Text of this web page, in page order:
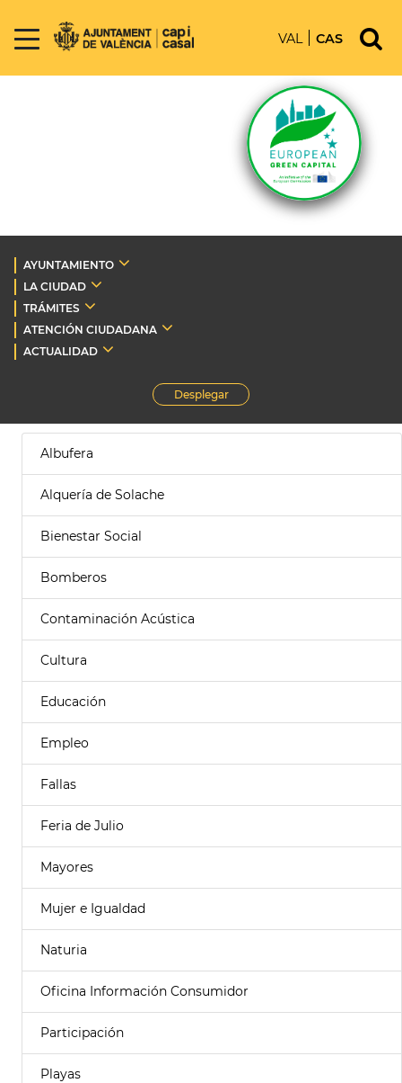
VAL CAS
AYUNTAMIENTO
LA CIUDAD
TRÁMITES
ATENCIÓN CIUDADANA
ACTUALIDAD
Desplegar
Albufera
Alquería de Solache
Bienestar Social
Bomberos
Contaminación Acústica
Cultura
Educación
Empleo
Fallas
Feria de Julio
Mayores
Mujer e Igualdad
Naturia
Oficina Información Consumidor
Participación
Playas